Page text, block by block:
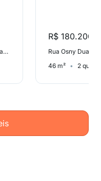
Rua Aviadora Anésia Pinheiro Machado, Conjunto Habitacional Parque Valo Velho II
R$ 180.200
46 m² 2